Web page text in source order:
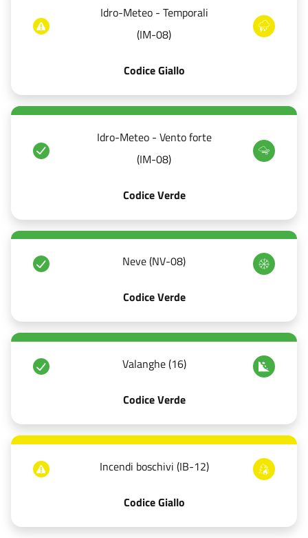
Idro-Meteo - Temporali
(IM-08)
Codice Giallo
Idro-Meteo - Vento forte
(IM-08)
Codice Verde
Neve (NV-08)
Codice Verde
Valanghe (16)
Codice Verde
Incendi boschivi (IB-12)
Codice Giallo